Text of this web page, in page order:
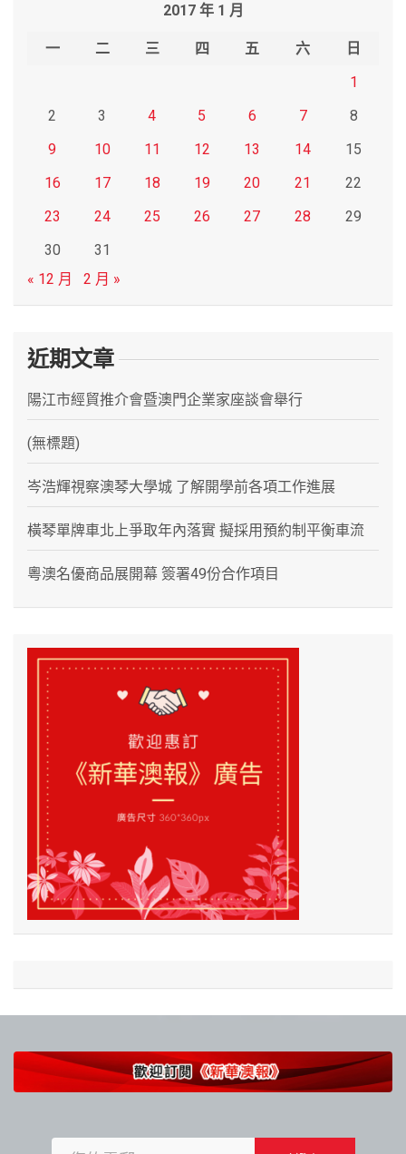
2017 年 1 月
一 二 三 四 五 六
日
1
2
3 4 5 6 7
8
9
10 11 12 13 14
15
16
17 18 19 20 21
22
23
24 25 26 27 28
29
30
31
« 12 月
2 月 »
近期文章
陽江市經貿推介會暨澳門企業家座談會舉行
(無標題)
岑浩輝視察澳琴大學城 了解開學前各項工作進展
橫琴單牌車北上爭取年內落實 擬採用預約制平衡車流
粵澳名優商品展開幕 簽署49份合作項目